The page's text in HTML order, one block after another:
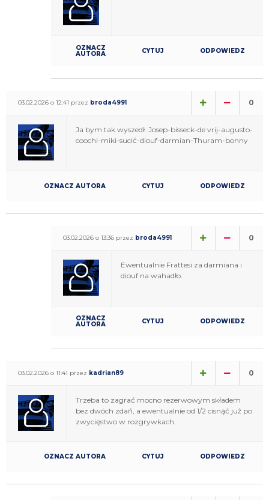
OZNACZ
AUTORA CYTUJ ODPOWIEDZ
03.02.2026 o 12:41 przez broda4991 0
Ja bym tak wyszedł. Josep-bisseck-de vrij-augusto-
coochi-miki-sucić-diouf-darmian-Thuram-bonny
OZNACZ AUTORA CYTUJ ODPOWIEDZ
03.02.2026 o 13:36 przez broda4991 0
Ewentualnie Frattesi za darmiana i
diouf na wahadło.
OZNACZ
AUTORA CYTUJ ODPOWIEDZ
03.02.2026 o 11:41 przez kadrian89 0
Trzeba to zagrać mocno rezerwowym składem
bez dwóch zdań, a ewentualnie od 1/2 cisnąć już po
zwycięstwo w rozgrywkach.
OZNACZ AUTORA CYTUJ ODPOWIEDZ